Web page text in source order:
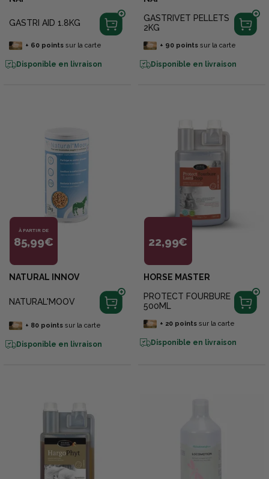
GASTRI AID 1.8KG
+ 60pointssur la carte
Disponible en livraison
GASTRIVET PELLETS
2KG
+ 90pointssur la carte
Disponible en livraison
À PARTIR DE
85,99€
NATURAL INNOV
NATURAL'MOOV
+ 80pointssur la carte
Disponible en livraison
22,99€
HORSE MASTER
PROTECT FOURBURE
500ML
+ 20pointssur la carte
Disponible en livraison